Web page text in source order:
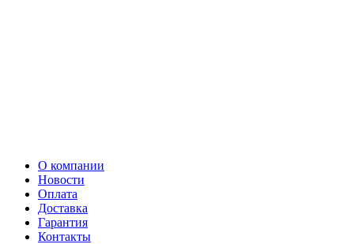
О компании
Новости
Оплата
Доставка
Гарантия
Контакты